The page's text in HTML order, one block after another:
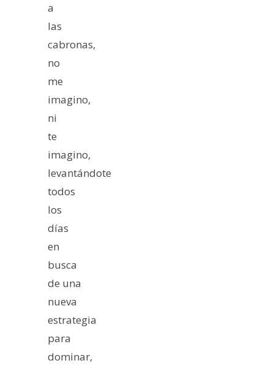
a
las
cabronas,
no
me
imagino,
ni
te
imagino,
levantándote
todos
los
días
en
busca
de una
nueva
estrategia
para
dominar,